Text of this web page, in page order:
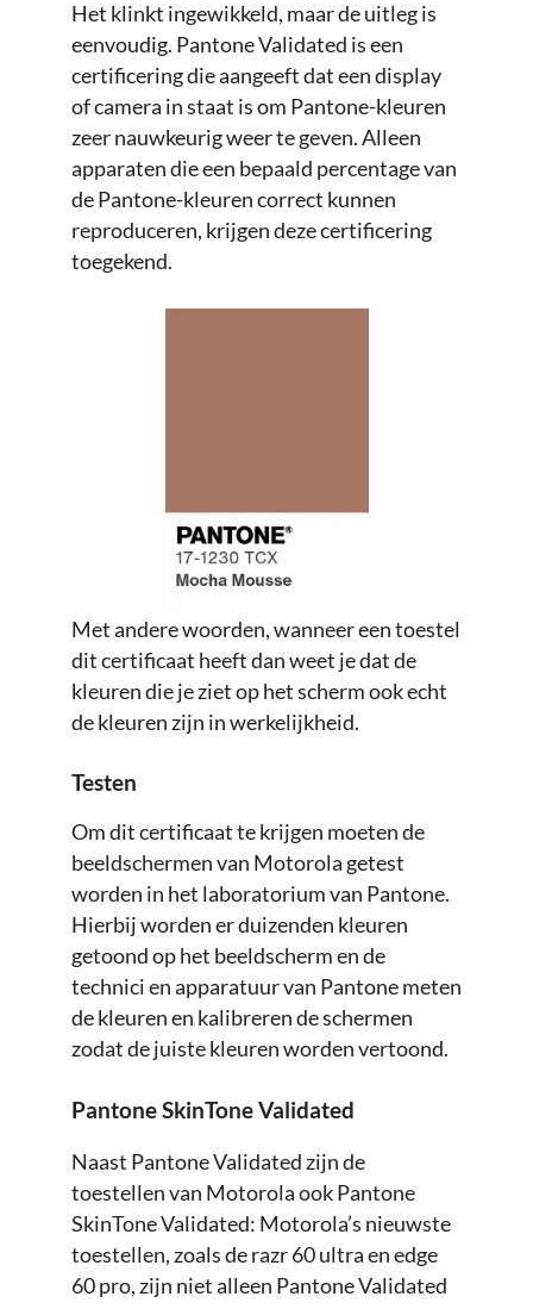
Het klinkt ingewikkeld, maar de uitleg is
eenvoudig. Pantone Validated is een
certificering die aangeeft dat een display
of camera in staat is om Pantone-kleuren
zeer nauwkeurig weer te geven. Alleen
apparaten die een bepaald percentage van
de Pantone-kleuren correct kunnen
reproduceren, krijgen deze certificering
toegekend.
Met andere woorden, wanneer een toestel
dit certificaat heeft dan weet je dat de
kleuren die je ziet op het scherm ook echt
de kleuren zijn in werkelijkheid.
Testen
Om dit certificaat te krijgen moeten de
beeldschermen van Motorola getest
worden in het laboratorium van Pantone.
Hierbij worden er duizenden kleuren
getoond op het beeldscherm en de
technici en apparatuur van Pantone meten
de kleuren en kalibreren de schermen
zodat de juiste kleuren worden vertoond.
Pantone SkinTone Validated
Naast Pantone Validated zijn de
toestellen van Motorola ook Pantone
SkinTone Validated: Motorola’s nieuwste
toestellen, zoals de razr 60 ultra en edge
60 pro, zijn niet alleen Pantone Validated